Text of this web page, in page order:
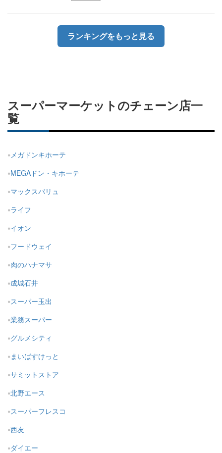
ランキングをもっと見る
スーパーマーケットのチェーン店一
覧
メガドンキホーテ
MEGAドン・キホーテ
マックスバリュ
ライフ
イオン
フードウェイ
肉のハナマサ
成城石井
スーパー玉出
業務スーパー
グルメシティ
まいばすけっと
サミットストア
北野エース
スーパーフレスコ
西友
ダイエー